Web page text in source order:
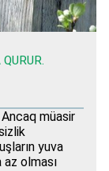
müasir
yuva
olması